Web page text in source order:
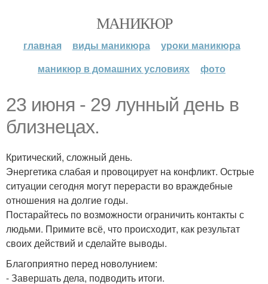
МАНИКЮР
главная виды маникюра
уроки маникюра
маникюр в домашних условиях
фото
23 июня - 29 лунный день в
близнецах.
Критический, сложный день.
Энергетика слабая и провоцирует на конфликт. Острые
ситуации сегодня могут перерасти во враждебные
отношения на долгие годы.
Постарайтесь по возможности ограничить контакты с
людьми. Примите всё, что происходит, как результат
своих действий и сделайте выводы.
Благоприятно перед новолунием:
- Завершать дела, подводить итоги.